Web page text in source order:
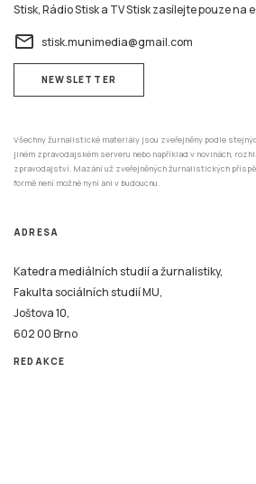
Stisk, Rádio Stisk a TV Stisk zasílejte pouze na
email stisk.munimedia@gmail.com
NEWSLETTER
Všechny žurnalistické materiály jsou zveřejněny podle
jiném zpravodajském serveru nebo například v novinách,
zpravodajství. Mazání už zveřejněných žurnalistických
formě není možné nyní ani v budoucnu.
ADRESA
Katedra mediálních studií a žurnalistiky,
Fakulta sociálních studií MU,
Joštova 10,
602 00 Brno
REDAKCE